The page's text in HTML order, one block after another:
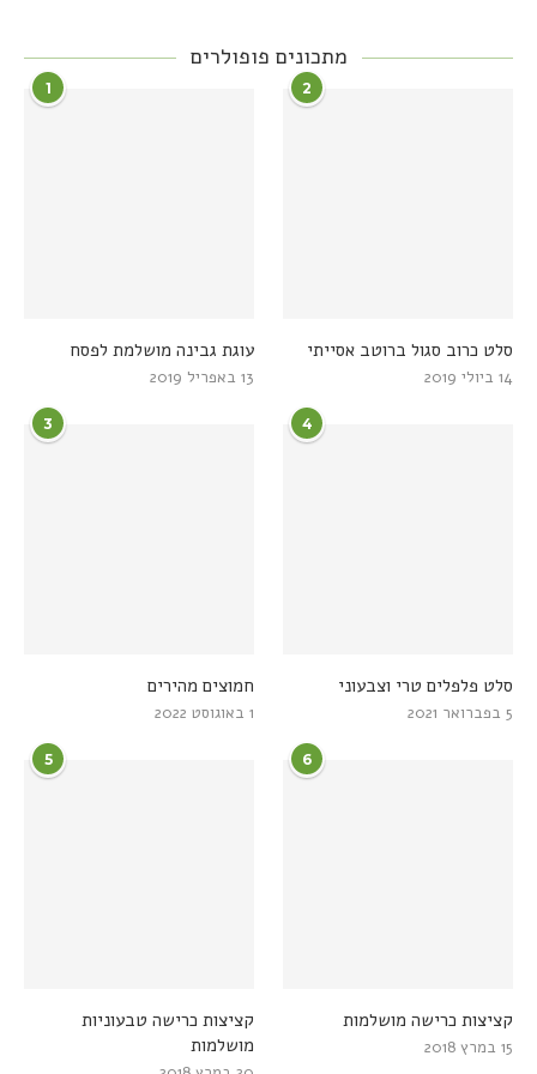
מתכונים פופולרים
1
עוגת גבינה מושלמת לפסח
13 באפריל 2019
2
סלט כרוב סגול ברוטב אסייתי
14 ביולי 2019
3
חמוצים מהירים
1 באוגוסט 2022
4
סלט פלפלים טרי וצבעוני
5 בפברואר 2021
5
קציצות כרישה טבעוניות
מושלמות
6
קציצות כרישה מושלמות
15 במרץ 2018